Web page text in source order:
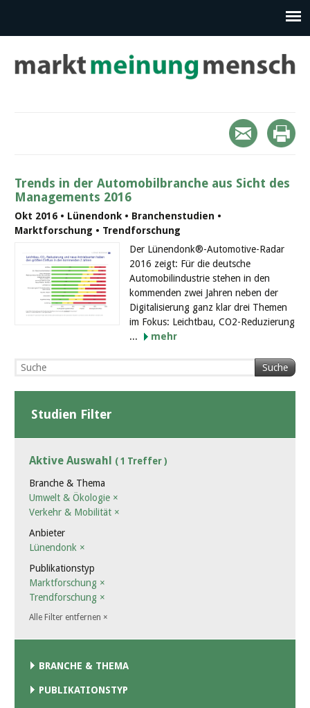
Trends in der Automobilbranche aus Sicht des
Managements 2016
Okt 2016 • Lünendonk • Branchenstudien •
Marktforschung • Trendforschung
Der Lünendonk®-Automotive-Radar
2016 zeigt: Für die deutsche
Automobilindustrie stehen in den
kommenden zwei Jahren neben der
Digitalisierung ganz klar drei Themen
im Fokus: Leichtbau, CO2-Reduzierung
...
mehr
Suche
Studien Filter
Aktive Auswahl ( 1 Treffer )
Branche & Thema
Umwelt & Ökologie ×
Verkehr & Mobilität ×
Anbieter
Lünendonk ×
Publikationstyp
Marktforschung ×
Trendforschung ×
Alle Filter entfernen ×
BRANCHE & THEMA
PUBLIKATIONSTYP